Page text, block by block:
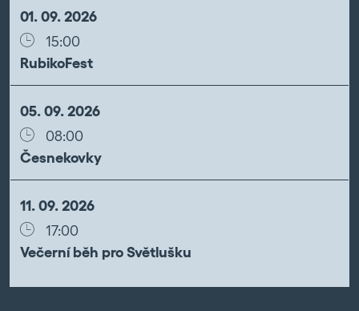
01. 09. 2026
15:00
RubikoFest
05. 09. 2026
08:00
Česnekovky
11. 09. 2026
17:00
Večerní běh pro Světlušku